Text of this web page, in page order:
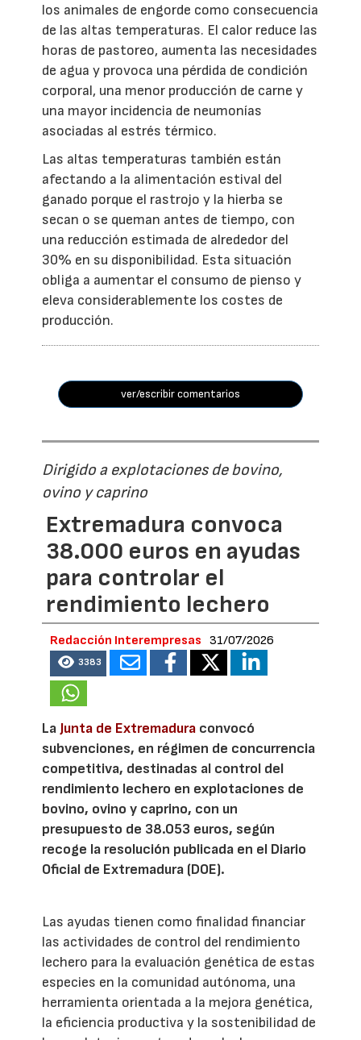
los animales de engorde como consecuencia
de las altas temperaturas. El calor reduce las
horas de pastoreo, aumenta las necesidades
de agua y provoca una pérdida de condición
corporal, una menor producción de carne y
una mayor incidencia de neumonías
asociadas al estrés térmico.
Las altas temperaturas también están
afectando a la alimentación estival del
ganado porque el rastrojo y la hierba se
secan o se queman antes de tiempo, con
una reducción estimada de alrededor del
30% en su disponibilidad. Esta situación
obliga a aumentar el consumo de pienso y
eleva considerablemente los costes de
producción.
ver/escribir comentarios
Dirigido a explotaciones de bovino,
ovino y caprino
Extremadura convoca
38.000 euros en ayudas
para controlar el
rendimiento lechero
Redacción Interempresas 31/07/2026
3383
LaJunta de Extremadura convocó
subvenciones, en régimen de concurrencia
competitiva, destinadas al control del
rendimiento lechero en explotaciones de
bovino, ovino y caprino, con un
presupuesto de 38.053 euros, según
recoge la resolución publicada en el Diario
Oficial de Extremadura (DOE).
Las ayudas tienen como finalidad financiar
las actividades de control del rendimiento
lechero para la evaluación genética de estas
especies en la comunidad autónoma, una
herramienta orientada a la mejora genética,
la eficiencia productiva y la sostenibilidad de